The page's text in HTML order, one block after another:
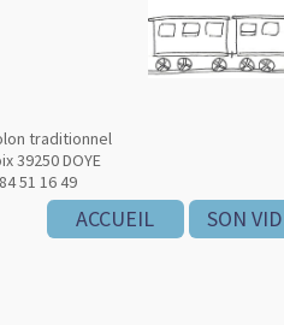
traditionnel
39250 DOYE
51 16 49
ACCUEIL SON